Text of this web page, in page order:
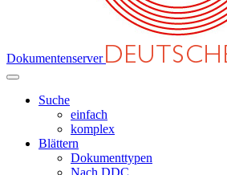
Dokumentenserver
Suche
einfach
komplex
Blättern
Dokumenttypen
Nach DDC